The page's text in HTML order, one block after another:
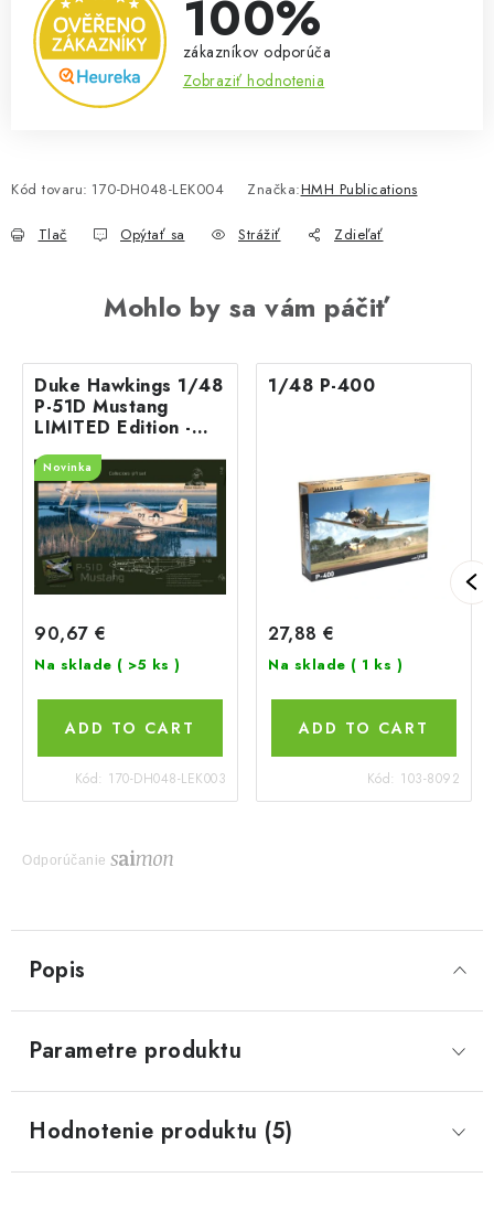
100%
zákazníkov odporúča
Zobraziť hodnotenia
Kód tovaru: 170-DH048-LEK004 Značka:HMH Publications
Tlač Opýtať sa Strážiť Zdieľať
Mohlo by sa vám páčiť
Duke Hawkings 1/48
P-51D Mustang
LIMITED Edition -
only 400 pc.
Novinka
90,67 €
Na sklade ( >5 ks )
ADD TO CART
Kód: 170-DH048-LEK003
1/48 P-400
27,88 €
Na sklade ( 1 ks )
ADD TO CART
Kód: 103-8092
Odporúčanie
Popis
Parametre produktu
Hodnotenie produktu (5)